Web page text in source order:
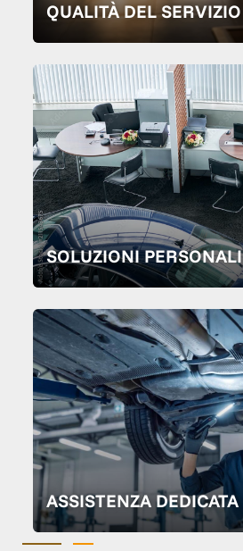
QUALITÀ DEL SERVIZIO
SOLUZIONI PERSONALI
ASSISTENZA DEDICATA